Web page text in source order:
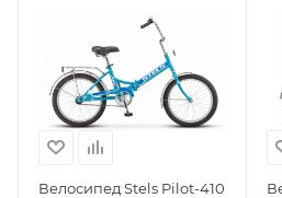
Велосипед Stels Pilot-410